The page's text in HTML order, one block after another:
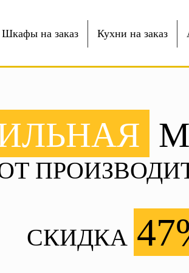
Шкафы на заказ Кухни на заказ
СКИДКА